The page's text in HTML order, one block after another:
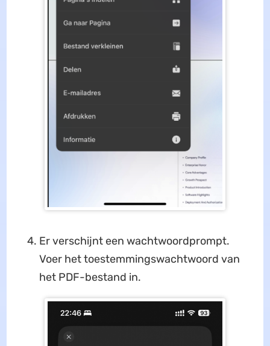
Er verschijnt een wachtwoordprompt.
Voer het toestemmingswachtwoord van
het PDF-bestand in.